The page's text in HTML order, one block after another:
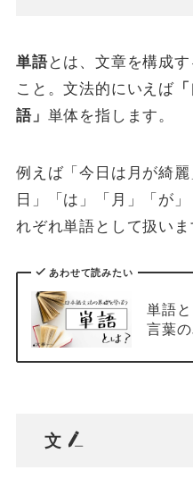
単語とは、文章を構成
こと。文法的にいえば「
語」 単体を指します。
例えば「今日は月が綺
日」「は」「月」「が
れぞれ単語として扱いま
あわせて読みたい
単語
言葉
文